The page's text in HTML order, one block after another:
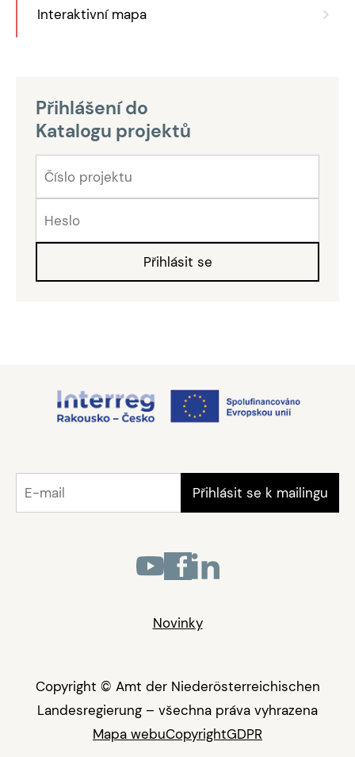
Interaktivní mapa
Přihlášení do
Katalogu projektů
Novinky
Copyright © Amt der Niederösterreichischen
Landesregierung – všechna práva vyhrazena
Mapa webuCopyrightGDPR